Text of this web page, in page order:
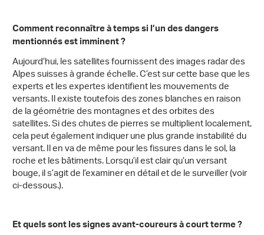
Comment reconnaître à temps si l’un des dangers
mentionnés est imminent ?
Aujourd’hui, les satellites fournissent des images radar des
Alpes suisses à grande échelle. C’est sur cette base que les
experts et les expertes identifient les mouvements de
versants. Il existe toutefois des zones blanches en raison
de la géométrie des montagnes et des orbites des
satellites. Si des chutes de pierres se multiplient localement,
cela peut également indiquer une plus grande instabilité du
versant. Il en va de même pour les fissures dans le sol, la
roche et les bâtiments. Lorsqu’il est clair qu’un versant
bouge, il s’agit de l’examiner en détail et de le surveiller (voir
ci-dessous.).
Et quels sont les signes avant-coureurs à court terme ?